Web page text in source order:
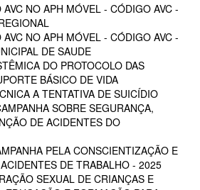
NO APH MÓVEL - CÓDIGO AVC -
NO APH MÓVEL - CÓDIGO AVC -
DE SAUDE
DO PROTOCOLO DAS
BÁSICO DE VIDA
A TENTATIVA DE SUICÍDIO
SOBRE SEGURANÇA,
DE ACIDENTES DO
PELA CONSCIENTIZAÇÃO E
DE TRABALHO - 2025
SEXUAL DE CRIANÇAS E